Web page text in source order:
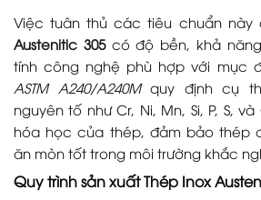
Việc tuân thủ các tiêu chuẩn này
Austenitic 305có độ bền, khả
tính công nghệ phù hợp với mục
ASTM A240/A240Mquy định cụ
nguyên tố như Cr, Ni, Mn, Si, P, S,
hóa học của thép, đảm bảo thép
ăn mòn tốt trong môi trường khắc
Quy trình sản xuất Thép Inox